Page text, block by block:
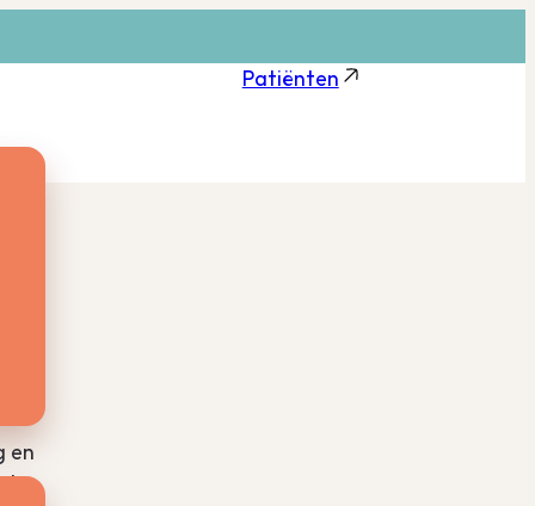
Patiënten
is
en